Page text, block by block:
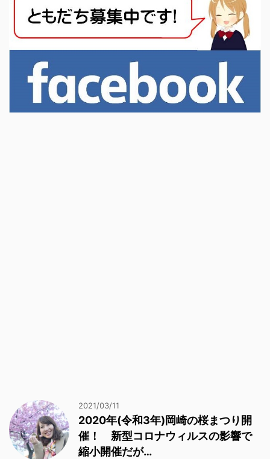
2021/03/11
2020年(令和3年)岡崎の桜まつり開
催！ 新型コロナウィルスの影響で
縮小開催だが…